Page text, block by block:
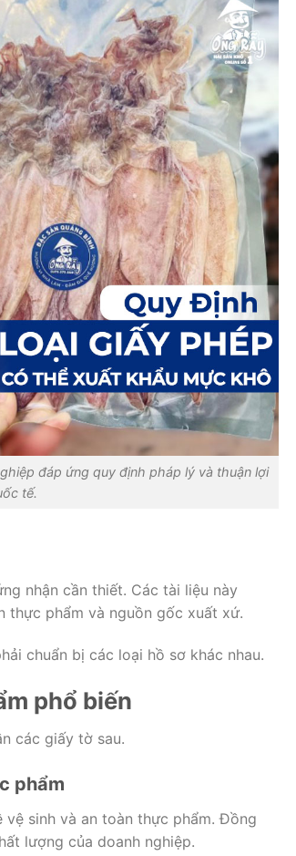
đáp ứng quy định pháp lý và thuận lợi
tế.
nhận cần thiết. Các tài liệu này
thực phẩm và nguồn gốc xuất xứ.
chuẩn bị các loại hồ sơ khác nhau.
phổ biến
các giấy tờ sau.
phẩm
sinh và an toàn thực phẩm. Đồng
lượng của doanh nghiệp.